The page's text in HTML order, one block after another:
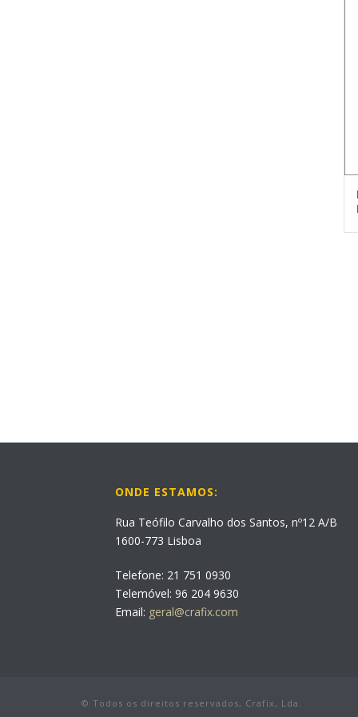
ONDE ESTAMOS:
Rua Teófilo Carvalho dos Santos, nº12 A/B
1600-773 Lisboa
Telefone: 21 751 0930
Telemóvel: 96 204 9630
Email: geral@crafix.com
© Todos os direitos reservados, Crafix, Lda.